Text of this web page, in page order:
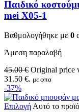
Παιδικό
mei X05-1
Βαθμολογήθηκε με 0
Άμεση παραλαβή
45.00€ Original price
31.50 €. με φπα
-37%
Επιλογή Αυτό το